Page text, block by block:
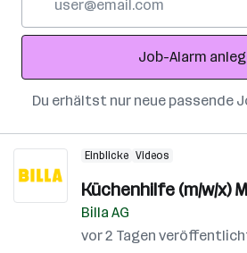
Adresse
Job-Alarm
Du erhältst nur neue passende
Einblicke Videos
Küchenhilfe (m/w/x)
Billa AG
vor 2 Tagen